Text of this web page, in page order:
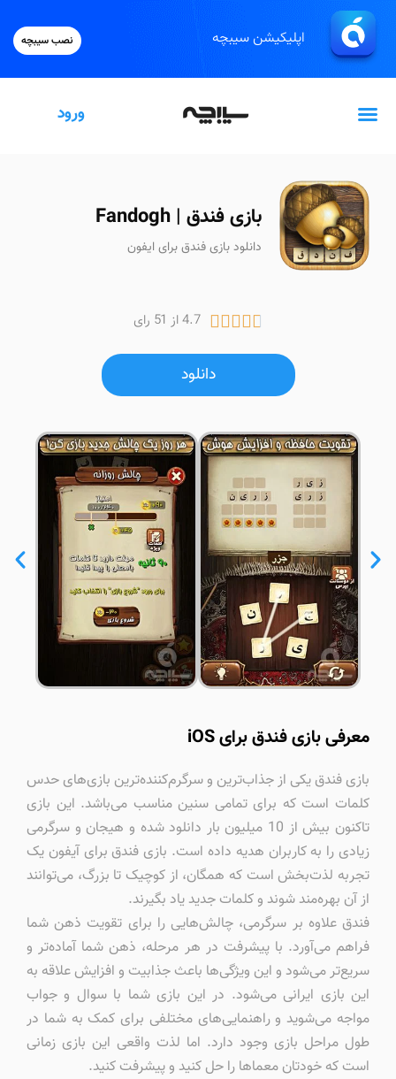
نصب سیبچه اپلیکیشن سیبچه
ورود
بازی فندق | Fandogh
دانلود بازی فندق برای ایفون
4.7 از 51 رای 
دانلود
معرفی بازی فندق برای iOS
بازی فندق یکی از جذاب‌ترین و سرگرم‌کننده‌ترین بازی‌های حدس
کلمات است که برای تمامی سنین مناسب می‌باشد. این بازی
تاکنون بیش از 10 میلیون بار دانلود شده و هیجان و سرگرمی
زیادی را به کاربران هدیه داده است. بازی فندق برای آیفون یک
تجربه لذت‌بخش است که همگان، از کوچیک تا بزرگ، می‌توانند
از آن بهره‌مند شوند و کلمات جدید یاد بگیرند.
فندق علاوه بر سرگرمی، چالش‌هایی را برای تقویت ذهن شما
فراهم می‌آورد. با پیشرفت در هر مرحله، ذهن شما آماده‌تر و
سریع‌تر می‌شود و این ویژگی‌ها باعث جذابیت و افزایش علاقه به
این بازی ایرانی می‌شود. در این بازی شما با سوال و جواب
مواجه می‌شوید و راهنمایی‌های مختلفی برای کمک به شما در
طول مراحل بازی وجود دارد. اما لذت واقعی این بازی زمانی
است که خودتان معماها را حل کنید و پیشرفت کنید.